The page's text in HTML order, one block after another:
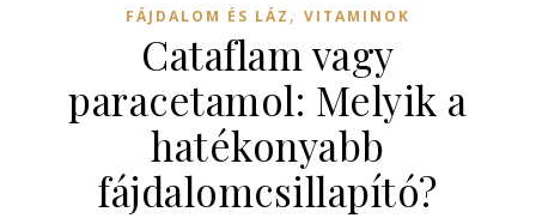
FÁJDALOM ÉS LÁZ , VITAMINOK
Cataflam vagy
paracetamol: Melyik a
hatékonyabb
fájdalomcsillapító?